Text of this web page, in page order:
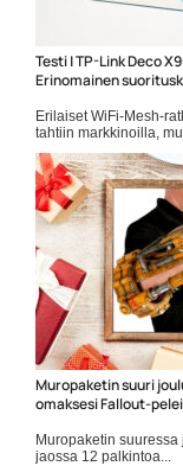
Testi | TP-Link Deco
Erinomainen
Erilaiset WiFi-Mesh-
tahtiin markkinoilla,
mesh
Muropaketin suuri
omaksesi Fallout-
Muropaketin
jaossa 12 palkintoa...